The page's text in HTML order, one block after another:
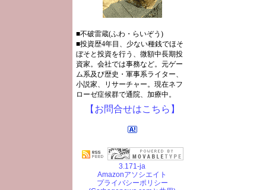
■不破雷蔵(ふわ・らいぞう)
■投資歴4年目、少ない種銭でほそ
ぼそと投資を行う、微額中長期投
資家。会社では事務など。元ゲー
ム系及び歴史・軍事系ライター、
小説家、リサーチャー。現在ネフ
ローゼ症候群で通院、加療中。
【お問合せはこちら】
3.171-ja
Amazonアソシエイト
プライバシーポリシー